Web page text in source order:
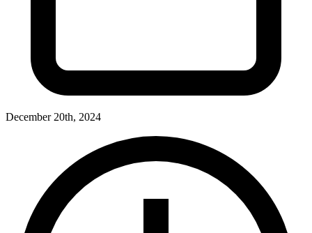
December 20th, 2024